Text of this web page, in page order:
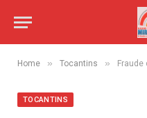
Home » Tocantins » Fraude com boletos,
TOCANTINS